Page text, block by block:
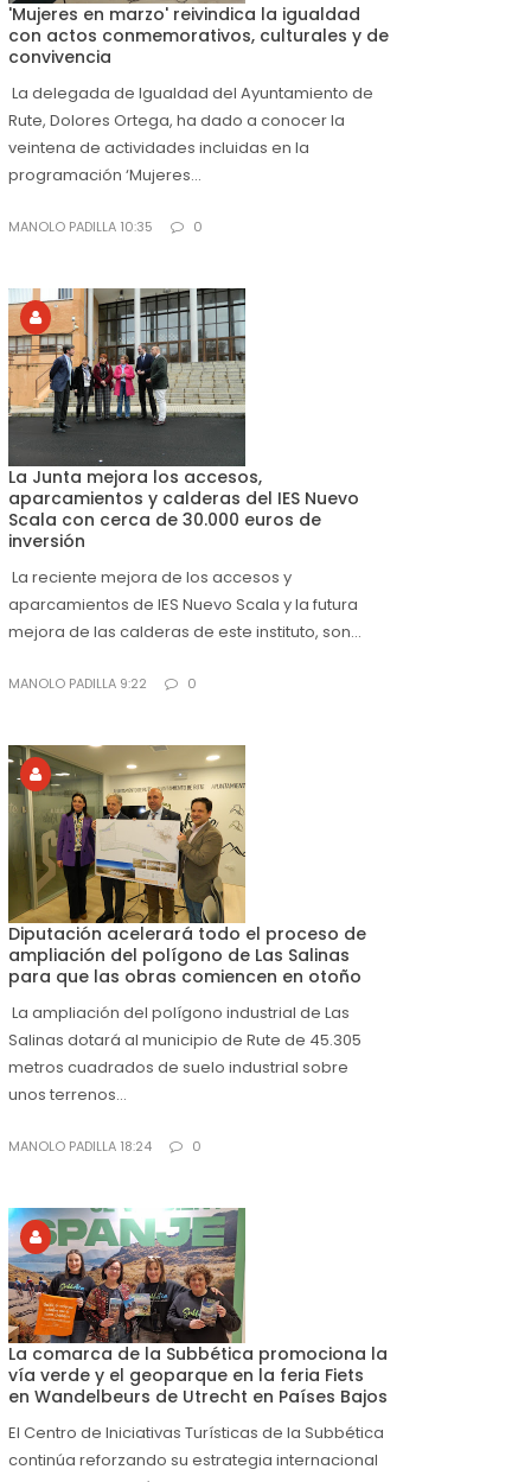
'Mujeres en marzo' reivindica la igualdad
con actos conmemorativos, culturales y de
convivencia
La delegada de Igualdad del Ayuntamiento de
Rute, Dolores Ortega, ha dado a conocer la
veintena de actividades incluidas en la
programación ‘Mujeres...
MANOLO PADILLA 10:35 0
La Junta mejora los accesos,
aparcamientos y calderas del IES Nuevo
Scala con cerca de 30.000 euros de
inversión
La reciente mejora de los accesos y
aparcamientos de lES Nuevo Scala y la futura
mejora de las calderas de este instituto, son...
MANOLO PADILLA 9:22 0
Diputación acelerará todo el proceso de
ampliación del polígono de Las Salinas
para que las obras comiencen en otoño
La ampliación del polígono industrial de Las
Salinas dotará al municipio de Rute de 45.305
metros cuadrados de suelo industrial sobre
unos terrenos...
MANOLO PADILLA 18:24 0
La comarca de la Subbética promociona la
vía verde y el geoparque en la feria Fiets
en Wandelbeurs de Utrecht en Países Bajos
El Centro de Iniciativas Turísticas de la Subbética
continúa reforzando su estrategia internacional